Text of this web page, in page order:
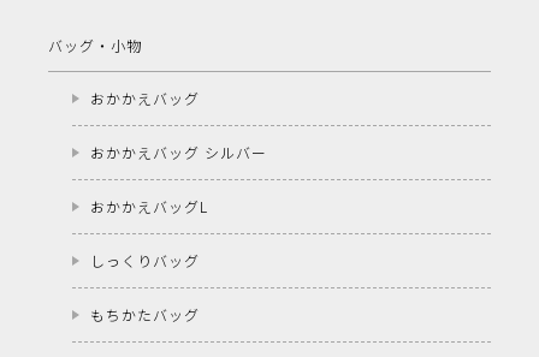
バッグ・小物
おかかえバッグ
おかかえバッグ シルバー
おかかえバッグL
しっくりバッグ
もちかたバッグ